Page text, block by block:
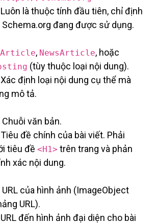
Luôn là thuộc tính đầu tiên, chỉ định
đang được sử dụng.
Article, NewsArticle, hoặc
(tùy thuộc loại nội dung).
Xác định loại nội dung cụ thể mà
mô tả.
Chuỗi văn bản.
Tiêu đề chính của bài viết. Phải
tiêu đề <H1> trên trang và phản
xác nội dung.
URL của hình ảnh (ImageObject
URL).
URL đến hình ảnh đại diện cho bài